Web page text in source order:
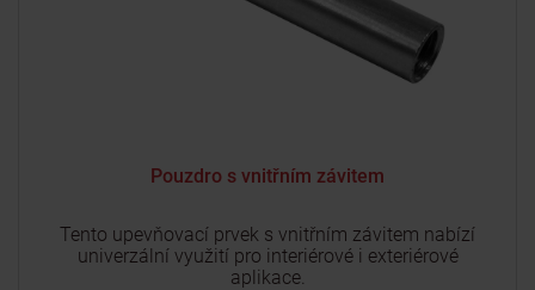
Pouzdro s vnitřním závitem
Tento upevňovací prvek s vnitřním závitem nabízí
univerzální využití pro interiérové i exteriérové
aplikace.